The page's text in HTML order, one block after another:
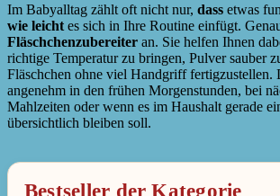
Im Babyalltag zählt oft nicht nur, dass etwas
wie leicht es sich in Ihre Routine einfügt.
Fläschchenzubereiter an. Sie helfen Ihnen
richtige Temperatur zu bringen, Pulver sauber
Fläschchen ohne viel Handgriff fertigzustellen.
angenehm in den frühen Morgenstunden, bei
Mahlzeiten oder wenn es im Haushalt gerade
übersichtlich bleiben soll.
Bestseller der Kategorie